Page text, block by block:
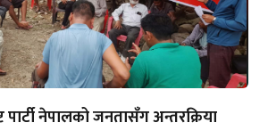
पार्टी नेपालको जनतासँग अन्तरक्रिया